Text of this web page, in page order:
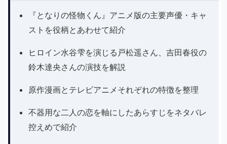
『となりの怪物くん』アニメ版の主要声優・キャ
ストを役柄とあわせて紹介
ヒロイン水谷雫を演じる戸松遥さん、吉田春役の
鈴木達央さんの演技を解説
原作漫画とテレビアニメそれぞれの特徴を整理
不器用な二人の恋を軸にしたあらすじをネタバレ
控えめで紹介